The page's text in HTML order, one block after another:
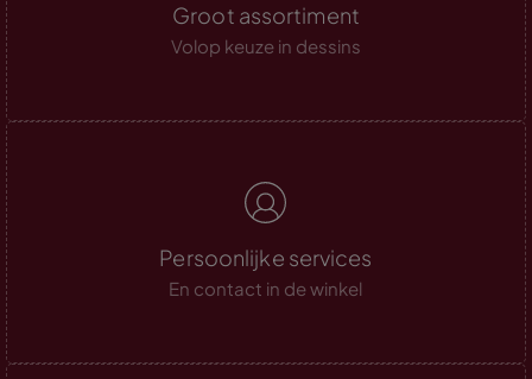
Groot assortiment
Volop keuze in dessins
Persoonlijke services
En contact in de winkel